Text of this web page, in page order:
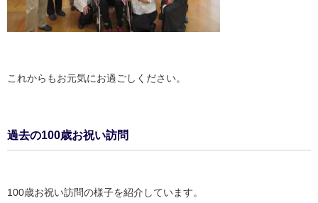
これからもお元気にお過ごしください。
過去の100歳お祝い訪問
100歳お祝い訪問の様子を紹介しています。